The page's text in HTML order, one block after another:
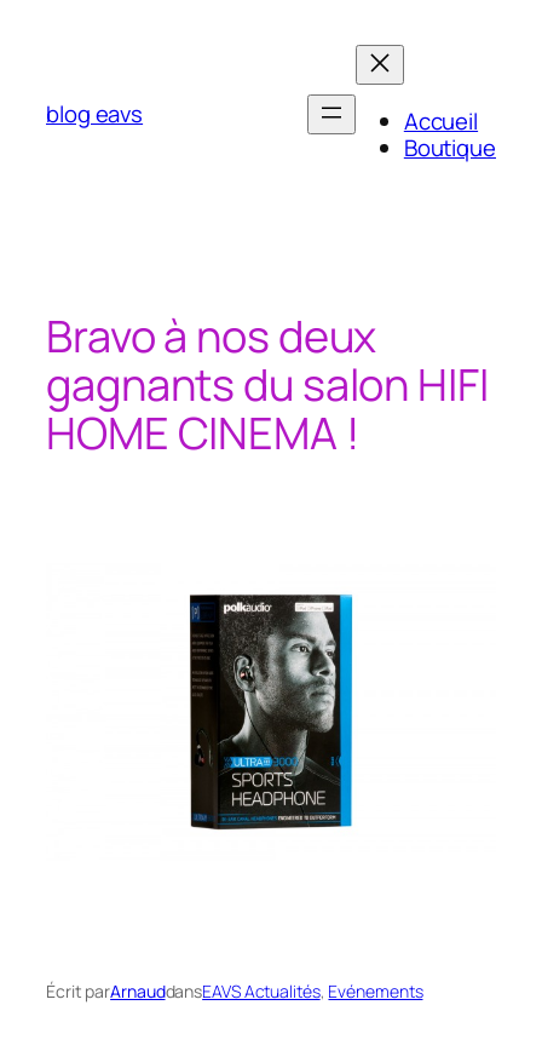
blog eavs
Accueil
Boutique
Bravo à nos deux
gagnants du salon HIFI
HOME CINEMA !
Écrit parArnauddansEAVS Actualités, Evénements